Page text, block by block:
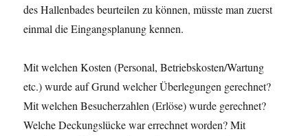
des Hallenbades beurteilen zu können, müsste man zuerst
einmal die Eingangsplanung kennen.
Mit welchen Kosten (Personal, Betriebskosten/Wartung
etc.) wurde auf Grund welcher Überlegungen gerechnet?
Mit welchen Besucherzahlen (Erlöse) wurde gerechnet?
Welche Deckungslücke war errechnet worden? Mit